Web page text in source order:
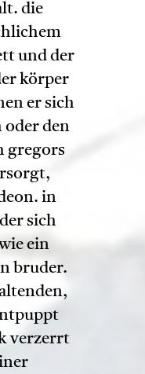
die
und der
körper
er sich
oder den
gregors
in
sich
ein
bruder.
verzerrt